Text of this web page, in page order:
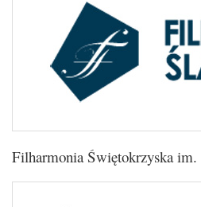
Filharmonia Świętokrzyska